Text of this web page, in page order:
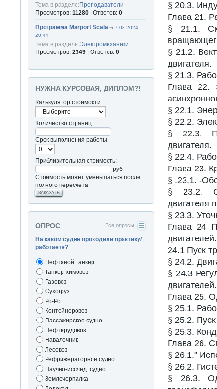
§ 20.3.
Глава 21.
§ 21.1.
§ 21.2.
двигателя.
§ 21.3.
Глава 22.
§ 22.1.
§ 22.2.
§ 22.3.
двигателя.
§ 22.4.
Глава 23.
§ .23.1. -
§ 23.2.
двигателя
§ 23.3.
Глава 24
двигателей.
24.1 Пуск
§ 24.2.
§ 24.3
двигателей.
Глава 25.
§ 25.1.
§ 25.2.
§ 25.3.
Глава 26.
§ 26.1."
§ 26.2.
§ 26.3.
Тема в разделе:Преподаватели
Просмотров:11280 | Ответов:0
Программа Marport Scala ⇒7-03-2024,
20:44
Тема в разделе:Электромеханики
Просмотров:2349 | Ответов:0
НУЖНА КУРСОВАЯ, ДИПЛОМ?!
Калькулятор стоимости
Количество страниц:
Срок выполнения работы:
Приблизительная стоимость:
руб
Стоимость может уменьшаться после
полного пересчета
ЗАКАЗАТЬ
ОПРОС Все опросы
На каком судне проходили практику/
работаете?
Нефтяной танкер
Танкер-химовоз
Газовоз
Сухогруз
Ро-Ро
Контейнеровоз
Пассажирское судно
Нефтерудовоз
Навалочник
Лесовоз
Рефрижераторное судно
Научно-исслед. судно
Землечерпалка